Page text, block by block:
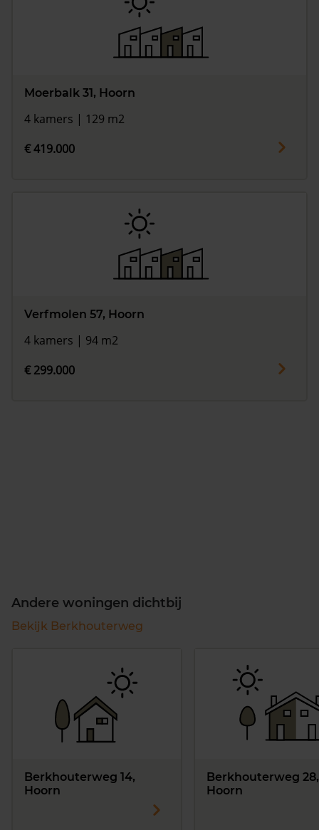
Moerbalk 31, Hoorn
4 kamers | 129 m2
€ 419.000
Verfmolen 57, Hoorn
4 kamers | 94 m2
€ 299.000
Andere woningen dichtbij
Bekijk Berkhouterweg
Berkhouterweg 14,
Hoorn
Berkhouterweg 28,
Hoorn